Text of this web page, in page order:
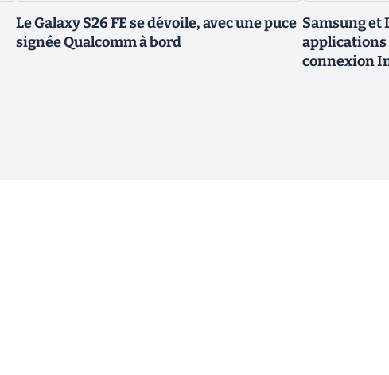
Le Galaxy S26 FE se dévoile, avec une puce
signée Qualcomm à bord
Samsung et
applications
connexion